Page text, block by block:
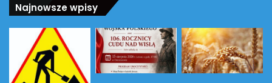
Najnowsze wpisy